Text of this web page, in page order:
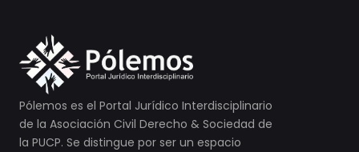
Pólemos es el Portal Jurídico Interdisciplinario
de la Asociación Civil Derecho & Sociedad de
la PUCP. Se distingue por ser un espacio